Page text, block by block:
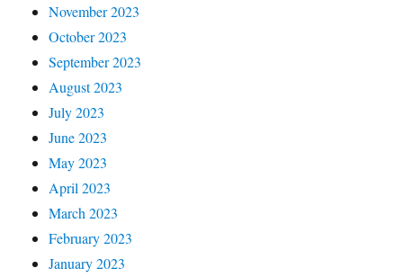
November 2023
October 2023
September 2023
August 2023
July 2023
June 2023
May 2023
April 2023
March 2023
February 2023
January 2023